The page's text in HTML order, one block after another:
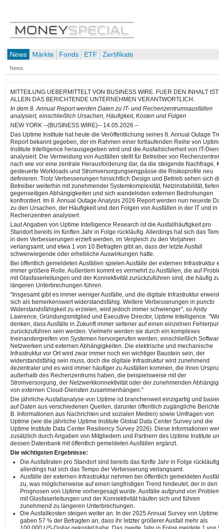
News Märkte Fonds ETF Zertifikate
News
MITTEILUNG UEBERMITTELT VON BUSINESS WIRE. FUER DEN INHALT IST
ALLEIN DAS BERICHTENDE UNTERNEHMEN VERANTWORTLICH.
In dem 8. Annual Report werden Daten zu IT- und Rechenzentrumsausfällen
analysiert, einschließlich Ursachen, Häufigkeit, Kosten und Folgen
NEW YORK --(BUSINESS WIRE)-- 14.05.2026 --
Das Uptime Institute hat heute die Veröffentlichung seines 8. Annual Outage
Report bekannt gegeben, der im Rahmen einer fortlaufenden Reihe von
Institute Intelligence herausgegeben wird und die Ausfallsicherheit von IT-
analysiert. Die Vermeidung von Ausfällen stellt für Betreiber von
nach wie vor eine zentrale Herausforderung dar, da die steigende Nachfrage,
gesteuerte Workloads und Stromversorgungsengpässe die Risikoprofile neu
definieren. Trotz Verbesserungen hinsichtlich Design und Betrieb sehen sich
Betreiber weiterhin mit zunehmender Systemkomplexität, Netzinstabilität,
gegenseitigen Abhängigkeiten und sich wandelnden externen Bedrohungen
konfrontiert. Im 8. Annual Outage Analysis 2026 Report werden nun neueste
zu den Ursachen, der Häufigkeit und den Folgen von Ausfällen in der IT und in
Rechenzentren analysiert.
Laut Angaben von Uptime Intelligence Research ist die Ausfallhäufigkeit pro
Standort bereits im fünften Jahr in Folge rückläufig. Allerdings hat sich das
in dem Verbesserungen erzielt werden, im Vergleich zu den Vorjahren
verlangsamt, und etwa 1 von 10 Befragten gibt an, dass der letzte Ausfall
schwerwiegende oder erhebliche Auswirkungen hatte.
Bei öffentlich gemeldeten Ausfällen spielen Ausfälle der externen Infrastruktur
immer größere Rolle. Außerdem kommt es vermehrt zu Ausfällen, die auf
mit Glasfaserleitungen und der Konnektivität zurückzuführen sind, die häufig
längeren Unterbrechungen führen.
"Insgesamt gibt es immer weniger Ausfälle, und die digitale Infrastruktur erweist
sich als bemerkenswert widerstandsfähig. Weitere Verbesserungen in puncto
Widerstandsfähigkeit zu erzielen, wird jedoch immer schwieriger", so Andy
Lawrence, Gründungsmitglied und Executive Director, Uptime Intelligence. "Wir
denken, dass Ausfälle in Zukunft immer seltener auf einen einzelnen
zurückzuführen sein werden. Vielmehr werden sie durch ein komplexes
Ineinandergreifen von Systemen hervorgerufen werden, einschließlich
Netzwerken und externen Abhängigkeiten. Die elektrische und mechanische
Infrastruktur vor Ort wird zwar immer noch ein wichtiger Baustein sein, der
widerstandsfähig sein muss, doch die digitale Infrastruktur wird zunehmend
dezentraler und es wird immer häufiger zu Ausfällen kommen, die ihren
außerhalb des Rechenzentrums haben, die beispielsweise mit der
Stromversorgung, der Netzwerkkonnektivität oder der zunehmenden
von externen Cloud-Diensten zusammenhängen."
Die jährliche Ausfallanalyse von Uptime ist branchenweit einzigartig und
auf Daten aus verschiedenen Quellen, darunter öffentlich zugängliche
B. Informationen aus Nachrichten und sozialen Medien) sowie Umfragen von
Uptime (wie die jährliche Uptime Institute Global Data Center Survey und die
Uptime Institute Data Center Resiliency Survey 2026). Diese Informationen
zusätzlich durch Angaben von Mitgliedern und Partnern des Uptime Institute
dessen Datenbank mit öffentlich gemeldeten Ausfällen ergänzt.
Die wichtigsten Ergebnisse:
Die Ausfallraten pro Standort sind bereits das fünfte Jahr in Folge
allerdings hat sich das Tempo der Verbesserung verlangsamt.
Ausfälle der externen Infrastruktur nehmen bei öffentlich gemeldeten
zu, was möglicherweise auf einen langfristigen Trend hindeutet, der in den
Prognosen von Uptime vorhergesagt wurde. Ausfälle aufgrund von
mit Glasfaserleitungen und der Konnektivität häufen sich und führen
zunehmend zu längeren Unterbrechungen.
Die Ausfallkosten steigen weiter an. In der 2025 Annual Survey von Uptime
gaben 57 % der Befragten an, dass ihr letzter größerer Ausfall mehr als